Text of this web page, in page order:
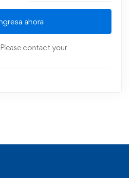
ahora
contact your